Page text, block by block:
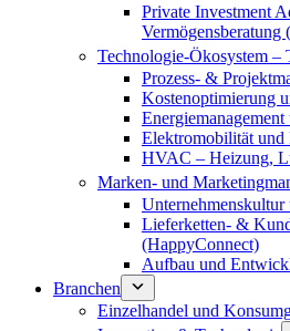
Private Investment
Vermögensberatung
Technologie-Ökosystem –
Prozess- &
Kostenoptimierung
Elektromobilität und
HVAC – Heizung,
Marken- und
Unternehmenskultur
Lieferketten- &
(HappyConnect)
Aufbau und
Branchen
Einzelhandel und